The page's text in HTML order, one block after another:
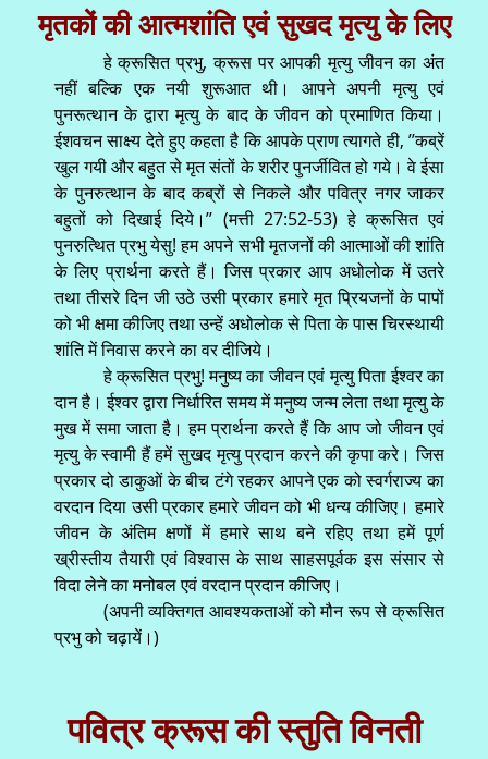
मृतकों की आत्मशांति एवं सुखद मृत्यु के लिए
हे क्रूसित प्रभु, क्रूस पर आपकी मृत्यु जीवन का अंत
नहीं बल्कि एक नयी शुरूआत थी। आपने अपनी मृत्यु एवं
पुनरूत्थान के द्वारा मृत्यु के बाद के जीवन को प्रमाणित किया।
ईशवचन साक्ष्य देते हुए कहता है कि आपके प्राण त्यागते ही, ’’कब्रें
खुल गयी और बहुत से मृत संतों के शरीर पुनर्जीवित हो गये। वे ईसा
के पुनरुत्थान के बाद कब्रों से निकले और पवित्र नगर जाकर
बहुतों को दिखाई दिये।’’ (मत्ती 27:52-53) हे क्रूसित एवं
पुनरुत्थित प्रभु येसु! हम अपने सभी मृतजनों की आत्माओं की शांति
के लिए प्रार्थना करते हैं। जिस प्रकार आप अधोलोक में उतरे
तथा तीसरे दिन जी उठे उसी प्रकार हमारे मृत प्रियजनों के पापों
को भी क्षमा कीजिए तथा उन्हें अधोलोक से पिता के पास चिरस्थायी
शांति में निवास करने का वर दीजिये।
हे क्रूसित प्रभु! मनुष्य का जीवन एवं मृत्यु पिता ईश्वर का
दान है। ईश्वर द्वारा निर्धारित समय में मनुष्य जन्म लेता तथा मृत्यु के
मुख में समा जाता है। हम प्रार्थना करते हैं कि आप जो जीवन एवं
मृत्यु के स्वामी हैं हमें सुखद मृत्यु प्रदान करने की कृपा करे। जिस
प्रकार दो डाकुओं के बीच टंगे रहकर आपने एक को स्वर्गराज्य का
वरदान दिया उसी प्रकार हमारे जीवन को भी धन्य कीजिए। हमारे
जीवन के अंतिम क्षणों में हमारे साथ बने रहिए तथा हमें पूर्ण
ख्रीस्तीय तैयारी एवं विश्वास के साथ साहसपूर्वक इस संसार से
विदा लेने का मनोबल एवं वरदान प्रदान कीजिए।
(अपनी व्यक्तिगत आवश्यकताओं को मौन रूप से क्रूसित
प्रभु को चढ़ायें।)
पवित्र क्रूस की स्तुति विनती